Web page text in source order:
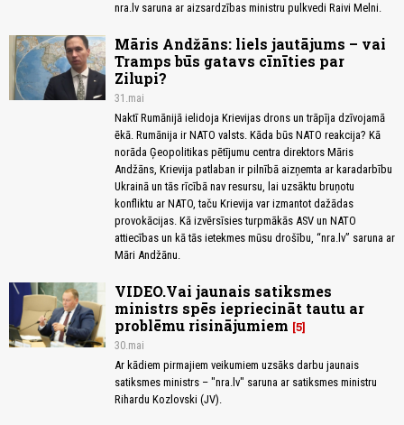
nra.lv saruna ar aizsardzības ministru pulkvedi Raivi Melni.
Māris Andžāns: liels jautājums – vai
Tramps būs gatavs cīnīties par
Zilupi?
31.mai
Naktī Rumānijā ielidoja Krievijas drons un trāpīja dzīvojamā
ēkā. Rumānija ir NATO valsts. Kāda būs NATO reakcija? Kā
norāda Ģeopolitikas pētījumu centra direktors Māris
Andžāns, Krievija patlaban ir pilnībā aizņemta ar karadarbību
Ukrainā un tās rīcībā nav resursu, lai uzsāktu bruņotu
konfliktu ar NATO, taču Krievija var izmantot dažādas
provokācijas. Kā izvērsīsies turpmākās ASV un NATO
attiecības un kā tās ietekmes mūsu drošību, “nra.lv” saruna ar
Māri Andžānu.
VIDEO.Vai jaunais satiksmes
ministrs spēs iepriecināt tautu ar
problēmu risinājumiem 5
30.mai
Ar kādiem pirmajiem veikumiem uzsāks darbu jaunais
satiksmes ministrs – "nra.lv" saruna ar satiksmes ministru
Rihardu Kozlovski (JV).